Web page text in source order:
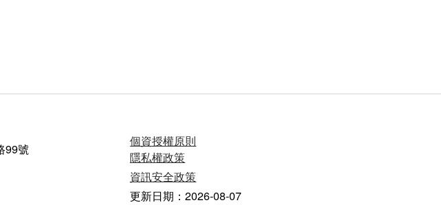
99號
個資授權原則
隱私權政策
資訊安全政策
更新日期：2026-08-07